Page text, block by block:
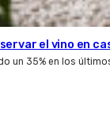
el vino en
un 35% en los